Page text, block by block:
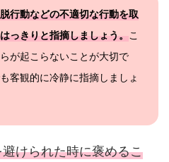
行動などの不適切な行動を取
っきりと指摘しましょう。こ
が起こらないことが大切で
客観的に冷静に指摘しましょ
けられた時に褒めるこ